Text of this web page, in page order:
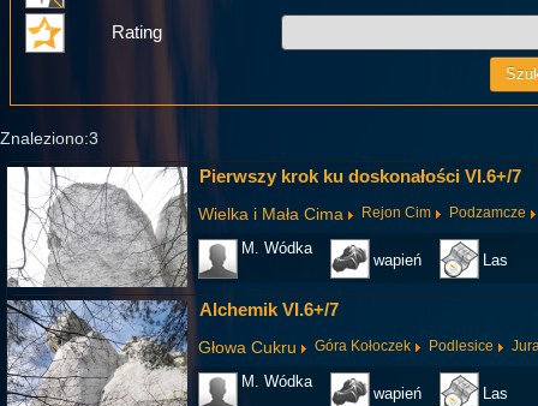
Rating
Znaleziono:3
Pierwszy krok ku doskonałości VI.6+/7
Wielka i Mała Cima Rejon Cim Podzamcze
M. Wódka
wapień Las
Alchemik VI.6+/7
Głowa Cukru Góra Kołoczek Podlesice
M. Wódka
wapień Las